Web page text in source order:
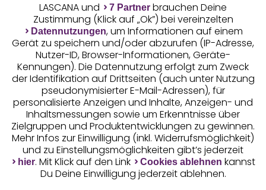
Geprüfte Sicherheit
Unsere Apps
LASCANA und 7 Partner brauchen Deine
Zustimmung (Klick auf „Ok”) bei vereinzelten
Datennutzungen, um Informationen auf einem
Gerät zu speichern und/oder abzurufen (IP-Adresse,
Nutzer-ID, Browser-Informationen, Geräte-
Kennungen). Die Datennutzung erfolgt zum Zweck
der Identifikation auf Drittseiten (auch unter Nutzung
pseudonymisierter E-Mail-Adressen), für
personalisierte Anzeigen und Inhalte, Anzeigen- und
Inhaltsmessungen sowie um Erkenntnisse über
Zielgruppen und Produktentwicklungen zu gewinnen.
Mehr Infos zur Einwilligung (inkl. Widerrufsmöglichkeit)
und zu Einstellungsmöglichkeiten gibt’s jederzeit
hier. Mit Klick auf den Link Cookies ablehnen kannst
Du Deine Einwilligung jederzeit ablehnen.